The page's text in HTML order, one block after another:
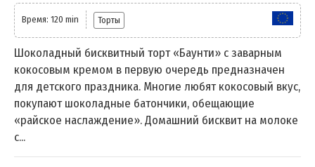
Время: 120 min Торты
Шоколадный бисквитный торт «Баунти» с заварным
кокосовым кремом в первую очередь предназначен
для детского праздника. Многие любят кокосовый вкус,
покупают шоколадные батончики, обещающие
«райское наслаждение». Домашний бисквит на молоке
с...